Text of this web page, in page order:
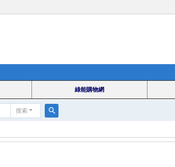
綠能購物網
搜索
索